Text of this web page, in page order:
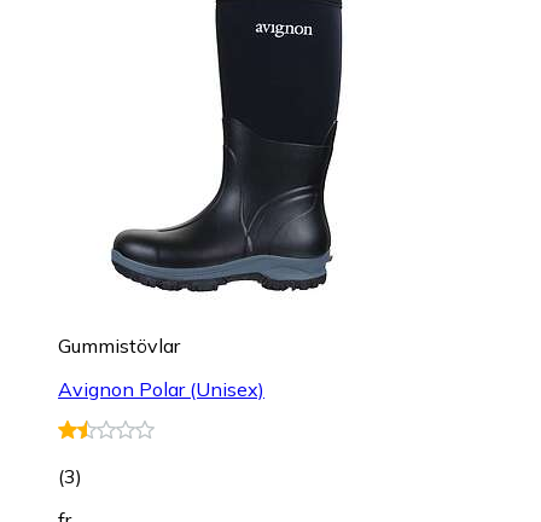
Gummistövlar
Avignon Polar (Unisex)
(3)